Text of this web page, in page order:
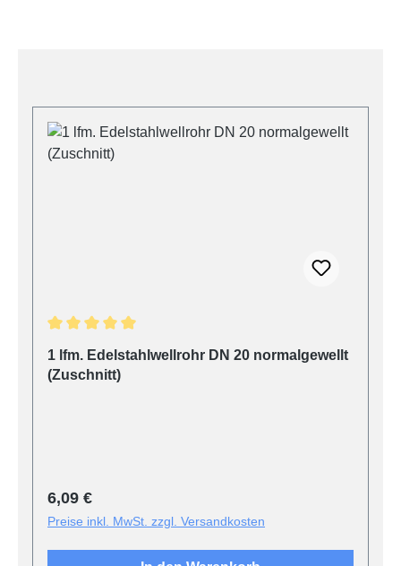
1 lfm. Edelstahlwellrohr DN 20 normalgewellt
(Zuschnitt)
Regulärer Preis:
6,09 €
Preise inkl. MwSt. zzgl. Versandkosten